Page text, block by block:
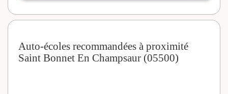
2 Rue Du 11 Novembre 05500 Saint Bonnet En
Champsaur